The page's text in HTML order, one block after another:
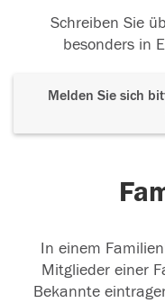
Schreiben Sie
besonders in
Melden Sie sich
In einem
Mitglieder einer
Bekannte